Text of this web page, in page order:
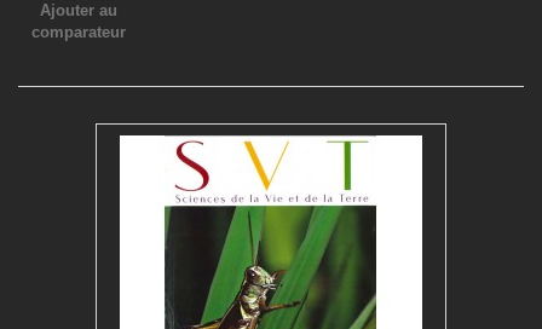
Ajouter au
comparateur